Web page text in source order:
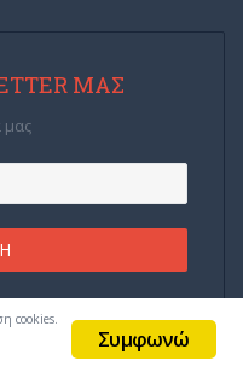
ΜΑΣ
μας
Συμφωνώ
cookies.